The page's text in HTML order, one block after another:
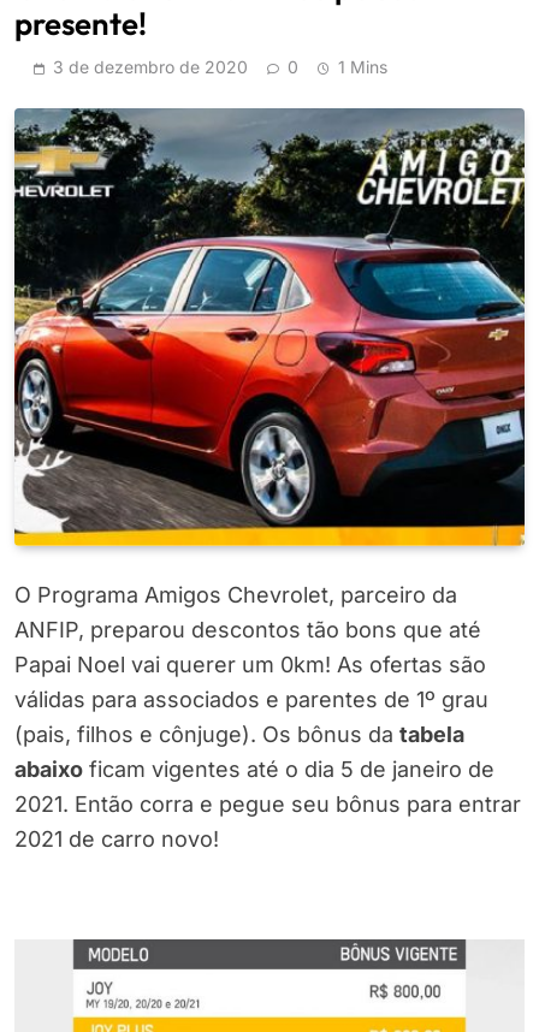
presente!
3 de dezembro de 2020 0 1 Mins
O Programa Amigos Chevrolet, parceiro da
ANFIP, preparou descontos tão bons que até
Papai Noel vai querer um 0km! As ofertas são
válidas para associados e parentes de 1º grau
(pais, filhos e cônjuge). Os bônus da tabela
abaixo ficam vigentes até o dia 5 de janeiro de
2021. Então corra e pegue seu bônus para entrar
2021 de carro novo!